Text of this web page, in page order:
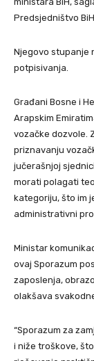
Predsjedništvo BiH.
Njegovo stupanje
potpisivanja.
Građani Bosne i
Arapskim
vozačke dozvole.
priznavanju
jučerašnjoj
morati polagati
kategoriju, što im
administrativni
Ministar
ovaj Sporazum
zaposlenja,
olakšava
“Sporazum za
i niže troškove,